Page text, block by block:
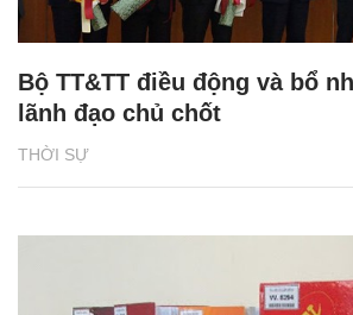
THỜI SỰ
Bộ TT&TT điều động và bổ
lãnh đạo chủ chốt